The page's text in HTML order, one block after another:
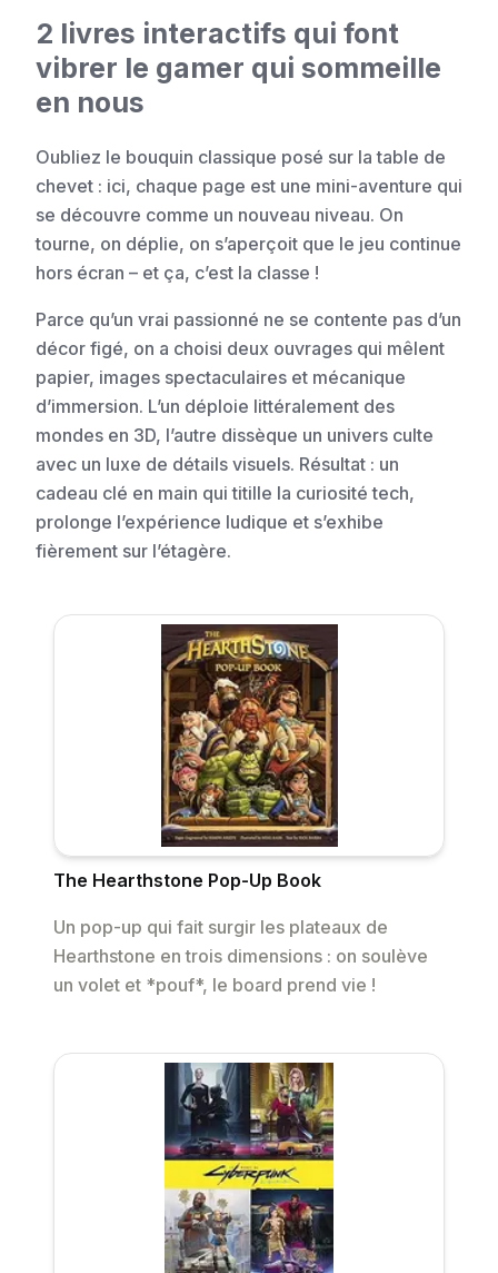
2 livres interactifs qui font
vibrer le gamer qui sommeille
en nous
Oubliez le bouquin classique posé sur la table de
chevet : ici, chaque page est une mini-aventure qui
se découvre comme un nouveau niveau. On
tourne, on déplie, on s’aperçoit que le jeu continue
hors écran – et ça, c’est la classe !
Parce qu’un vrai passionné ne se contente pas d’un
décor figé, on a choisi deux ouvrages qui mêlent
papier, images spectaculaires et mécanique
d’immersion. L’un déploie littéralement des
mondes en 3D, l’autre dissèque un univers culte
avec un luxe de détails visuels. Résultat : un
cadeau clé en main qui titille la curiosité tech,
prolonge l’expérience ludique et s’exhibe
fièrement sur l’étagère.
The Hearthstone Pop-Up Book
Un pop-up qui fait surgir les plateaux de
Hearthstone en trois dimensions : on soulève
un volet et *pouf*, le board prend vie !